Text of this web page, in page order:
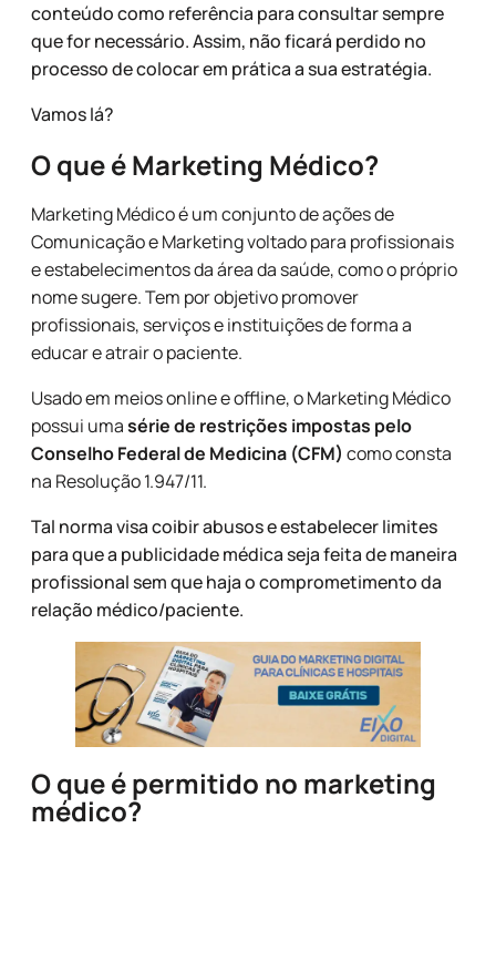
conteúdo como referência para consultar sempre
que for necessário. Assim, não ficará perdido no
processo de colocar em prática a sua estratégia.
Vamos lá?
O que é Marketing Médico?
Marketing Médico é um conjunto de ações de
Comunicação e Marketing voltado para profissionais
e estabelecimentos da área da saúde, como o próprio
nome sugere. Tem por objetivo promover
profissionais, serviços e instituições de forma a
educar e atrair o paciente.
Usado em meios online e offline, o Marketing Médico
possui umasérie de restrições impostas pelo
Conselho Federal de Medicina (CFM) como consta
na Resolução 1.947/11.
Tal norma visa coibir abusos e estabelecer limites
para que a publicidade médica seja feita de maneira
profissional sem que haja o comprometimento da
relação médico/paciente.
O que é permitido no marketing
médico?